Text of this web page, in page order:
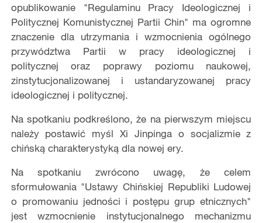
opublikowanie "Regulaminu Pracy Ideologicznej i
Politycznej Komunistycznej Partii Chin" ma ogromne
znaczenie dla utrzymania i wzmocnienia ogólnego
przywództwa Partii w pracy ideologicznej i
politycznej oraz poprawy poziomu naukowej,
zinstytucjonalizowanej i ustandaryzowanej pracy
ideologicznej i politycznej.
Na spotkaniu podkreślono, że na pierwszym miejscu
należy postawić myśl Xi Jinpinga o socjalizmie z
chińską charakterystyką dla nowej ery.
Na spotkaniu zwrócono uwagę, że celem
sformułowania "Ustawy Chińskiej Republiki Ludowej
o promowaniu jedności i postępu grup etnicznych"
jest wzmocnienie instytucjonalnego mechanizmu